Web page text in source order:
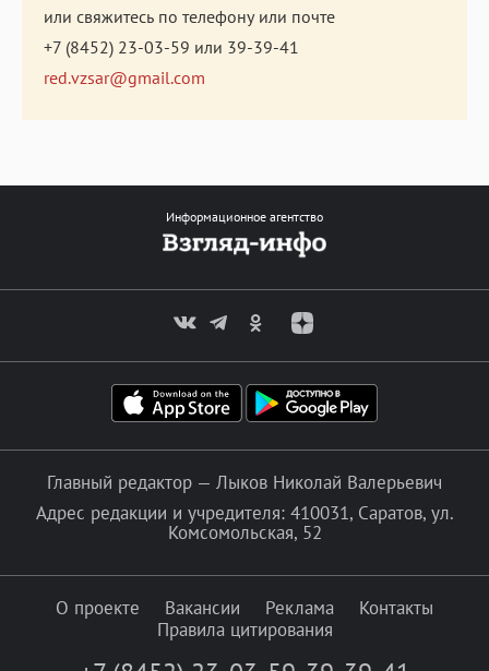
или свяжитесь по телефону или почте
+7 (8452) 23-03-59 или 39-39-41
red.vzsar@gmail.com
Информационное агентство
Главный редактор — Лыков Николай Валерьевич
Адрес редакции и учредителя: 410031, Саратов, ул.
Комсомольская, 52
О проекте Вакансии Реклама
Контакты
Правила цитирования